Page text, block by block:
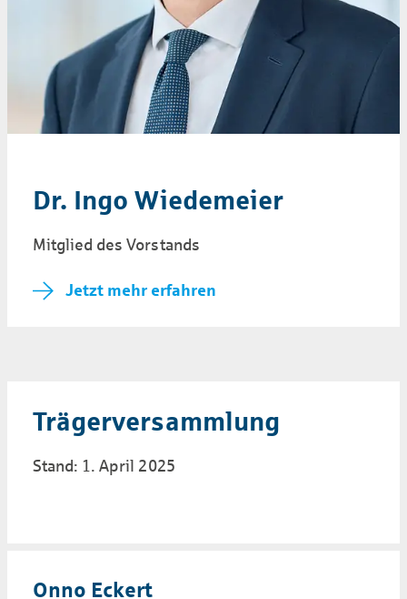
Dr. Ingo Wiedemeier
Mitglied des Vorstands
Jetzt mehr erfahren
Trägerversammlung
Stand: 1. April 2025
Onno Eckert